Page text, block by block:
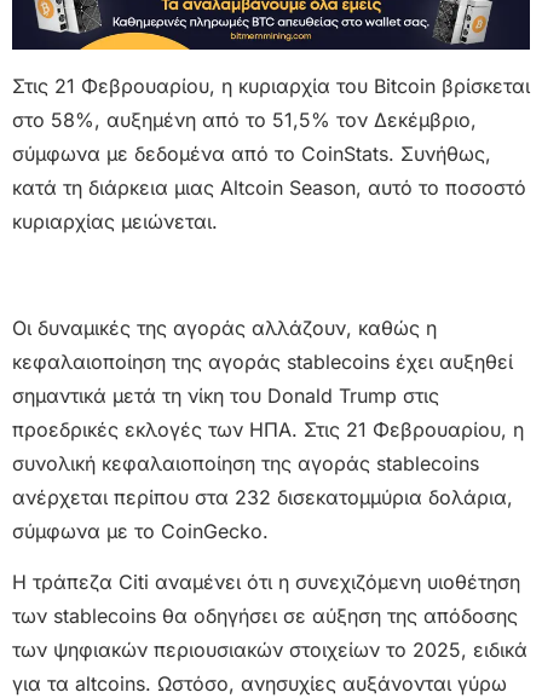
Στις 21 Φεβρουαρίου, η κυριαρχία του Bitcoin βρίσκεται
στο 58%, αυξημένη από το 51,5% τον Δεκέμβριο,
σύμφωνα με δεδομένα από το CoinStats. Συνήθως,
κατά τη διάρκεια μιας Altcoin Season, αυτό το ποσοστό
κυριαρχίας μειώνεται.
Οι δυναμικές της αγοράς αλλάζουν, καθώς η
κεφαλαιοποίηση της αγοράς stablecoins έχει αυξηθεί
σημαντικά μετά τη νίκη του Donald Trump στις
προεδρικές εκλογές των ΗΠΑ. Στις 21 Φεβρουαρίου, η
συνολική κεφαλαιοποίηση της αγοράς stablecoins
ανέρχεται περίπου στα 232 δισεκατομμύρια δολάρια,
σύμφωνα με το CoinGecko.
Η τράπεζα Citi αναμένει ότι η συνεχιζόμενη υιοθέτηση
των stablecoins θα οδηγήσει σε αύξηση της απόδοσης
των ψηφιακών περιουσιακών στοιχείων το 2025, ειδικά
για τα altcoins. Ωστόσο, ανησυχίες αυξάνονται γύρω